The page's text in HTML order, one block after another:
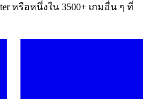
หรือหนึ่งใน 3500+ เกมอื่น ๆ ที่